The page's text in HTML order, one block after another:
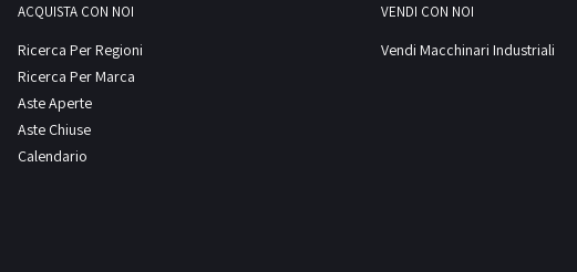
ACQUISTA CON NOI
Ricerca Per Regioni
Ricerca Per Marca
Aste Aperte
Aste Chiuse
Calendario
VENDI CON NOI
Vendi Macchinari Industriali